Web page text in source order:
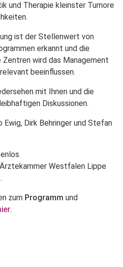
und Therapie kleinster Tumore
ist der Stellenwert von
erkannt und die
Zentren wird das Management
beeinflussen.
mit Ihnen und die
Diskussionen.
Ewig, Dirk Behringer und Stefan
Westfalen Lippe
zum Programm und
.